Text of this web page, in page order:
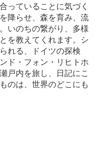
っていることに気づく
降らせ、森を育み、流
いのちの繋がり、多様
を教えてくれます。シ
れる、ドイツの探検
ド・フォン・リヒトホ
戸内を旅し、日記にこ
のは、世界のどこにも